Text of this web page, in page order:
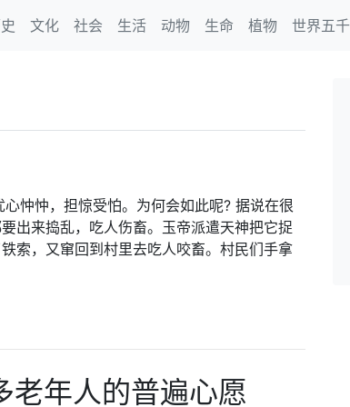
文化 社会 生活 动物 生命 植物 世界五
忡忡，担惊受怕。为何会如此呢? 据说在很
出来捣乱，吃人伤畜。玉帝派遣天神把它捉
索，又窜回到村里去吃人咬畜。村民们手拿
老年人的普遍心愿